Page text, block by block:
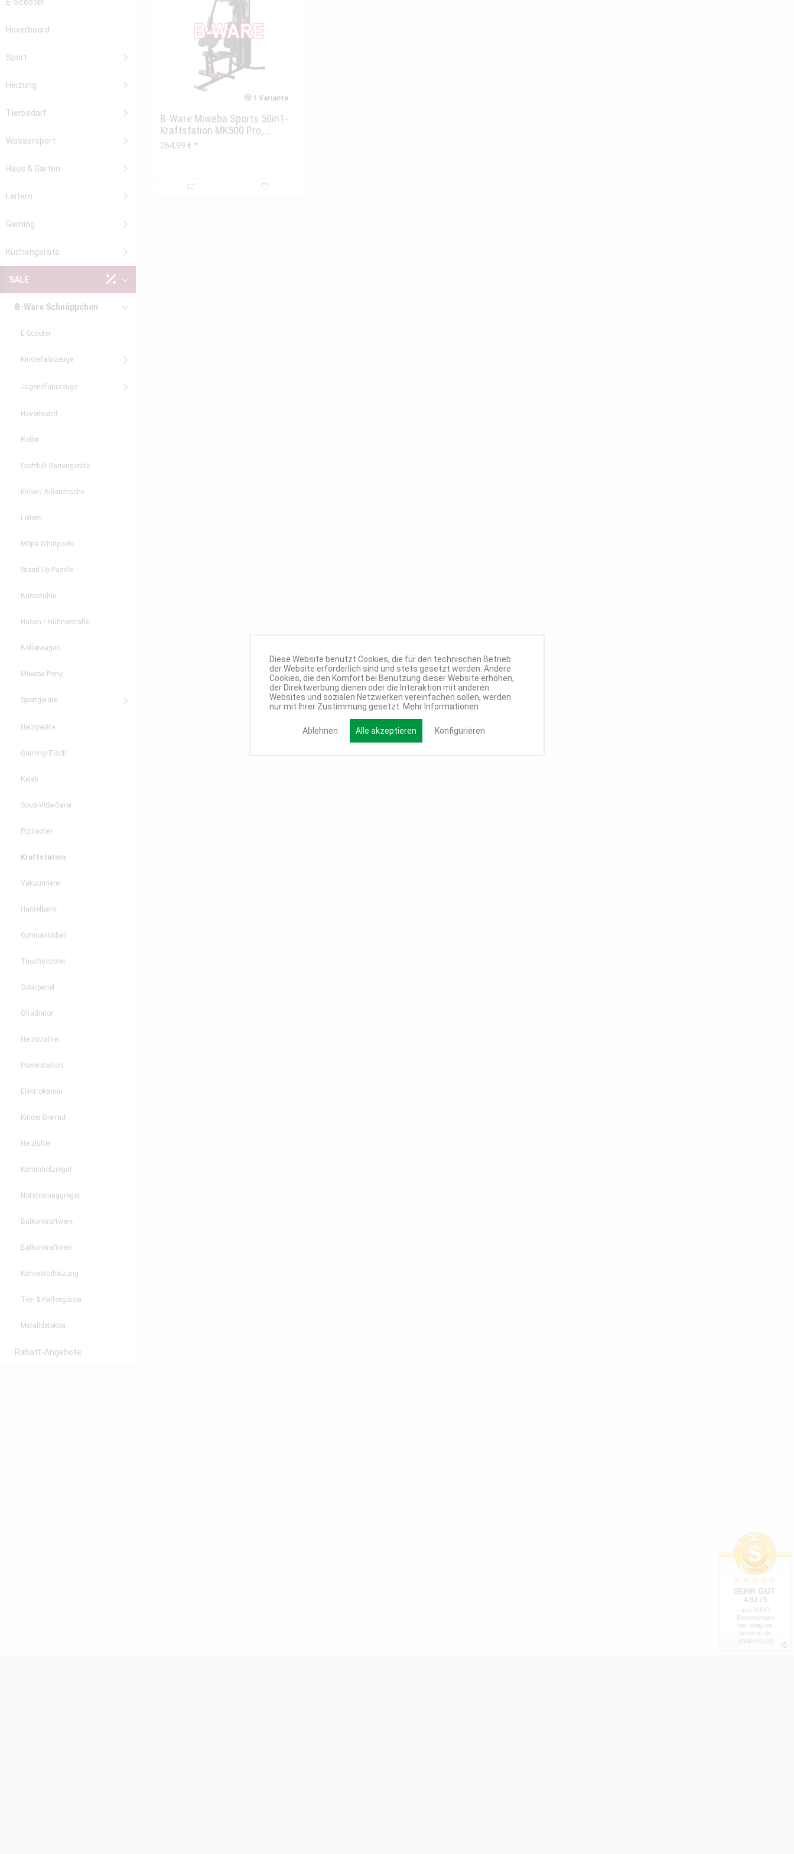
Hoverboard
Sport
Heizung
Tierbedarf
Wassersport
Haus & Garten
Leitern
Gaming
Küchengeräte
SALE
B-Ware Schnäppchen
E-Scooter
Kinderfahrzeuge
Jugendfahrzeuge
Hoverboard
Roller
Craftfull Gartengeräte
Kicker/ Billardtische
Leitern
MSpa Whirlpools
Stand Up Paddle
Bürostühle
Hasen / Hühnerställe
Bollerwagen
Miweba Pony
Sportgeräte
Heizgeräte
Gaming-Tisch
Kajak
Sous-Vide-Garer
Pizzaofen
Kraftstation
Vakuumierer
Hantelbank
Gymnastikball
Tauchscooter
Solarpanel
Ölradiator
Heizstrahler
Powerstation
Elektrokamin
Kinder-Dreirad
Heizlüfter
Kaminholzregal
Notstromaggregat
Balkonkraftwerk
Balkonkraftwerk
Konvektorheizung
Tee- & Kaffeegläser
Metalldetektor
Rabatt-Angebote
1 Variante
B-Ware Miweba Sports 50in1-
Kraftstation MK500 Pro,...
264,99 € *
Diese Website benutzt Cookies, die für den technischen Betrieb
der Website erforderlich sind und stets gesetzt werden. Andere
Cookies, die den Komfort bei Benutzung dieser Website erhöhen,
der Direktwerbung dienen oder die Interaktion mit anderen
Websites und sozialen Netzwerken vereinfachen sollen, werden
nur mit Ihrer Zustimmung gesetzt. Mehr Informationen
Ablehnen Alle akzeptieren Konfigurieren
SEHR GUT
4.92 / 5
aus 11817
Bewertungen
bei: ebay.de,
amazon.de,
shopvote.de